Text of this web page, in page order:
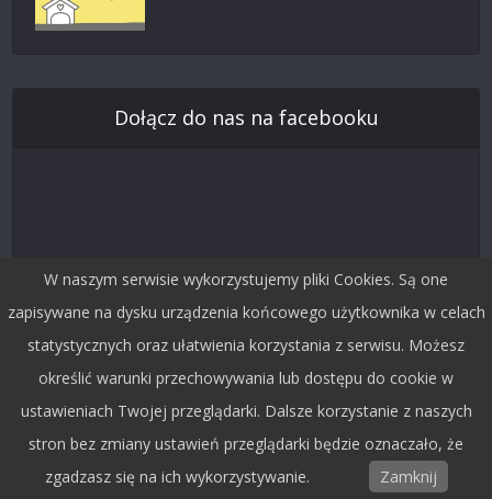
Dołącz do nas na facebooku
Śledź nas na Twitterze
W naszym serwisie wykorzystujemy pliki Cookies. Są one
zapisywane na dysku urządzenia końcowego użytkownika w celach
statystycznych oraz ułatwienia korzystania z serwisu. Możesz
określić warunki przechowywania lub dostępu do cookie w
ustawieniach Twojej przeglądarki. Dalsze korzystanie z naszych
stron bez zmiany ustawień przeglądarki będzie oznaczało, że
zgadzasz się na ich wykorzystywanie.
Zamknij